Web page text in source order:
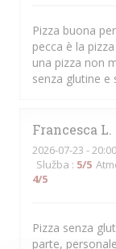
Pizza buona
pecca è la
una pizza non
senza glutine e
Francesca L
2026-07-23 -
Služba : 5/5
4/5
Pizza senza
parte,